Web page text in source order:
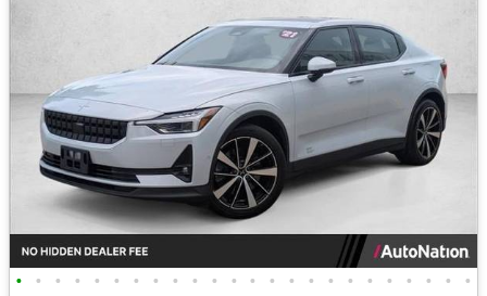
• • • • • • • • • • • • • • • • • • • • • • • •